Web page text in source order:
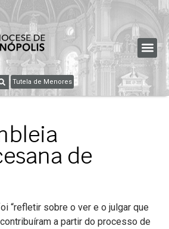
Tutela de Menores
de
“refletir sobre o ver e o julgar que
a partir do processo de